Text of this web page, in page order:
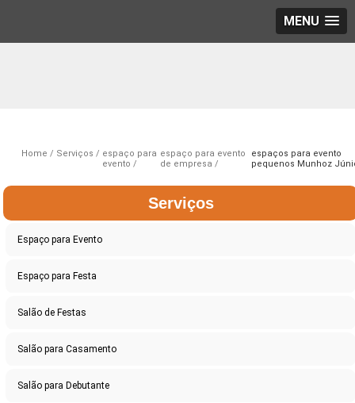
MENU
Home Serviços
espaço para
evento
espaço para evento
de empresa
espaços para evento
pequenos Munhoz
Serviços
Espaço para Evento
Espaço para Festa
Salão de Festas
Salão para Casamento
Salão para Debutante